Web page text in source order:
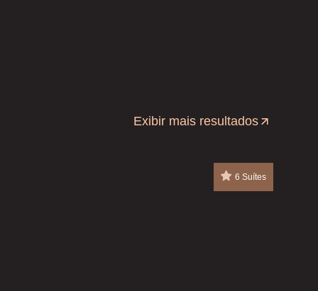
Exibir mais resultados
6 Suítes